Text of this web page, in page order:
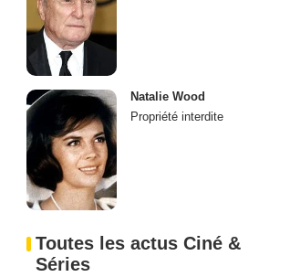
Natalie Wood
Propriété interdite
Toutes les actus Ciné &
Séries